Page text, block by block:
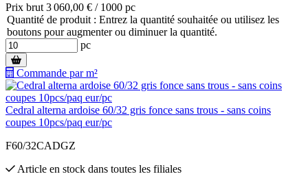
Prix brut 3 060,00 € / 1000 pc
Quantité de produit : Entrez la quantité souhaitée ou utilisez les
boutons pour augmenter ou diminuer la quantité.
pc
Commande par m²
Cedral alterna ardoise 60/32 gris fonce sans trous - sans coins
coupes 10pcs/paq eur/pc
F60/32CADGZ
Article en stock dans toutes les filiales